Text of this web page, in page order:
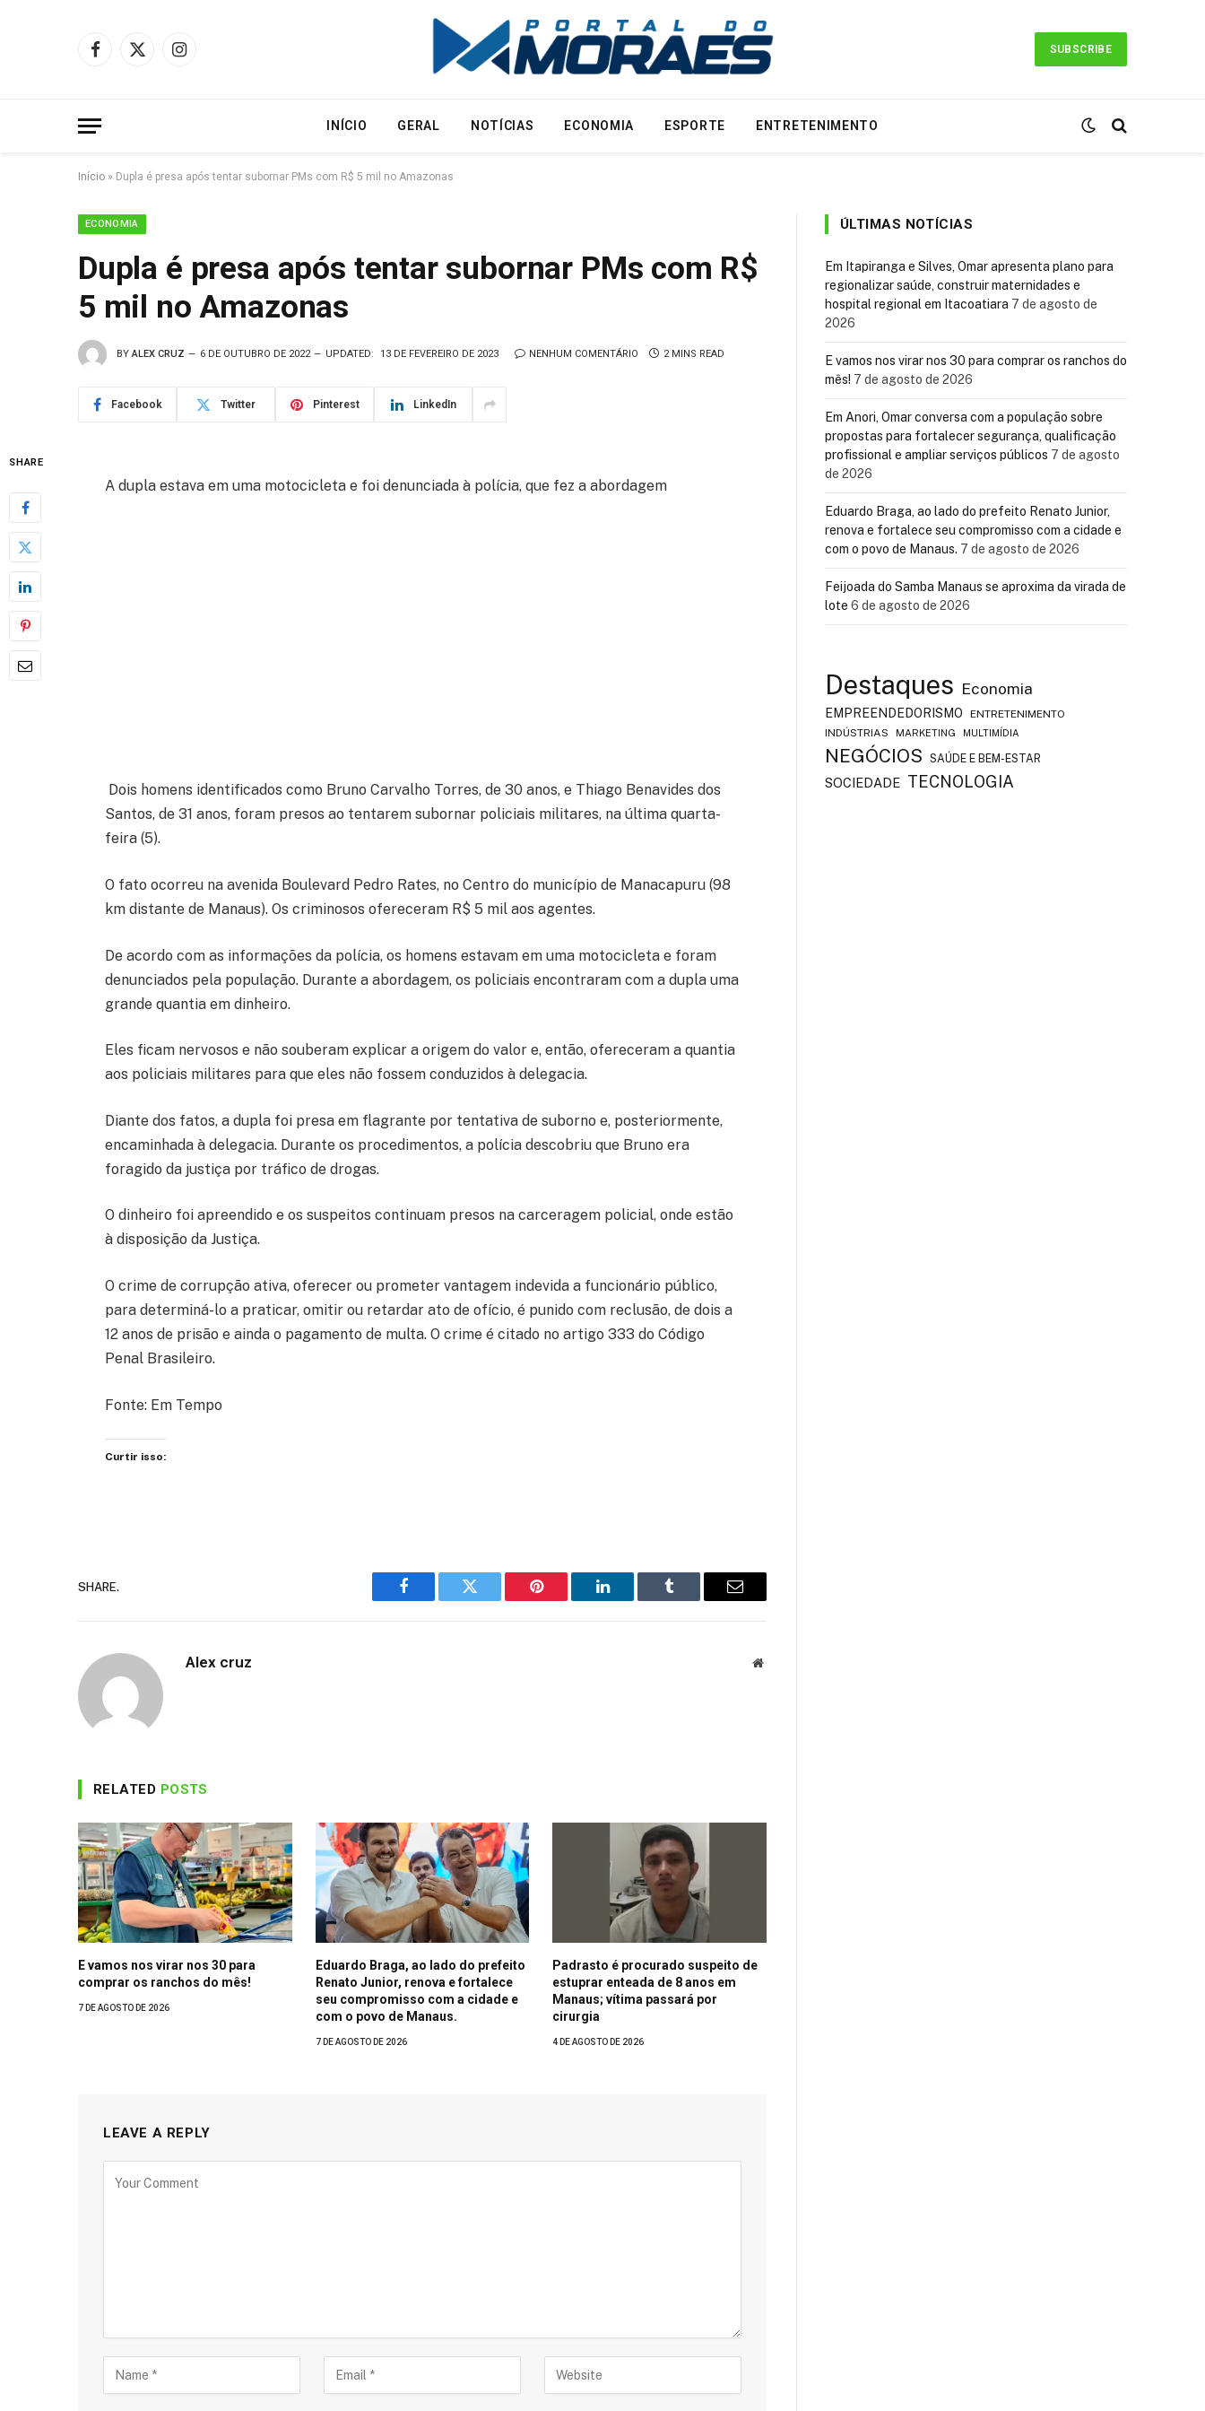
Facebook
X
Instagram
SUBSCRIBE
INÍCIO GERAL NOTÍCIAS ECONOMIA ESPORTE ENTRETENIMENTO
Início » Dupla é presa após tentar subornar PMs com R$ 5 mil no Amazonas
ECONOMIA
Dupla é presa após tentar subornar PMs com R$
5 mil no Amazonas
BY ALEX CRUZ 6 DE OUTUBRO DE 2022 UPDATED: 13 DE FEVEREIRO DE 2023 NENHUM COMENTÁRIO 2 MINS READ
Facebook Twitter Pinterest LinkedIn
SHARE
A dupla estava em uma motocicleta e foi denunciada à polícia, que fez a abordagem
Dois homens identificados como Bruno Carvalho Torres, de 30 anos, e Thiago Benavides dos
Santos, de 31 anos, foram presos ao tentarem subornar policiais militares, na última quarta-
feira (5).
O fato ocorreu na avenida Boulevard Pedro Rates, no Centro do município de Manacapuru (98
km distante de Manaus). Os criminosos ofereceram R$ 5 mil aos agentes.
De acordo com as informações da polícia, os homens estavam em uma motocicleta e foram
denunciados pela população. Durante a abordagem, os policiais encontraram com a dupla uma
grande quantia em dinheiro.
Eles ficam nervosos e não souberam explicar a origem do valor e, então, ofereceram a quantia
aos policiais militares para que eles não fossem conduzidos à delegacia.
Diante dos fatos, a dupla foi presa em flagrante por tentativa de suborno e, posteriormente,
encaminhada à delegacia. Durante os procedimentos, a polícia descobriu que Bruno era
foragido da justiça por tráfico de drogas.
O dinheiro foi apreendido e os suspeitos continuam presos na carceragem policial, onde estão
à disposição da Justiça.
O crime de corrupção ativa, oferecer ou prometer vantagem indevida a funcionário público,
para determiná-lo a praticar, omitir ou retardar ato de ofício, é punido com reclusão, de dois a
12 anos de prisão e ainda o pagamento de multa. O crime é citado no artigo 333 do Código
Penal Brasileiro.
Fonte: Em Tempo
Curtir isso:
SHARE.
Facebook Twitter Pinterest LinkedIn Tumblr Email
Alex cruz Website
RELATED POSTS
E vamos nos virar nos 30 para
comprar os ranchos do mês!
7 DE AGOSTO DE 2026
Eduardo Braga, ao lado do prefeito
Renato Junior, renova e fortalece
seu compromisso com a cidade e
com o povo de Manaus.
7 DE AGOSTO DE 2026
Padrasto é procurado suspeito de
estuprar enteada de 8 anos em
Manaus; vítima passará por
cirurgia
4 DE AGOSTO DE 2026
LEAVE A REPLY
ÚLTIMAS NOTÍCIAS
Em Itapiranga e Silves, Omar apresenta plano para
regionalizar saúde, construir maternidades e
hospital regional em Itacoatiara 7 de agosto de
2026
E vamos nos virar nos 30 para comprar os ranchos do
mês! 7 de agosto de 2026
Em Anori, Omar conversa com a população sobre
propostas para fortalecer segurança, qualificação
profissional e ampliar serviços públicos 7 de agosto
de 2026
Eduardo Braga, ao lado do prefeito Renato Junior,
renova e fortalece seu compromisso com a cidade e
com o povo de Manaus. 7 de agosto de 2026
Feijoada do Samba Manaus se aproxima da virada de
lote 6 de agosto de 2026
Destaques Economia
EMPREENDEDORISMO
ENTRETENIMENTO
INDÚSTRIAS
MARKETING MULTIMÍDIA
NEGÓCIOS SAÚDE E BEM-ESTAR
SOCIEDADE TECNOLOGIA